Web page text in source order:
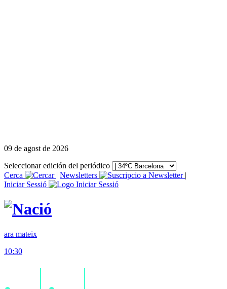
09 de agost de 2026
Seleccionar edición del periódico
Cerca
| Newsletters
|
Iniciar Sessió
ara mateix
10:30